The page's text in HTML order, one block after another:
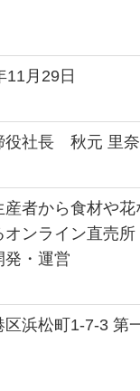
11月29日
役社長 秋元 里奈
産者から食材や
オンライン直売所
発・運営
区浜松町1-7-3 第